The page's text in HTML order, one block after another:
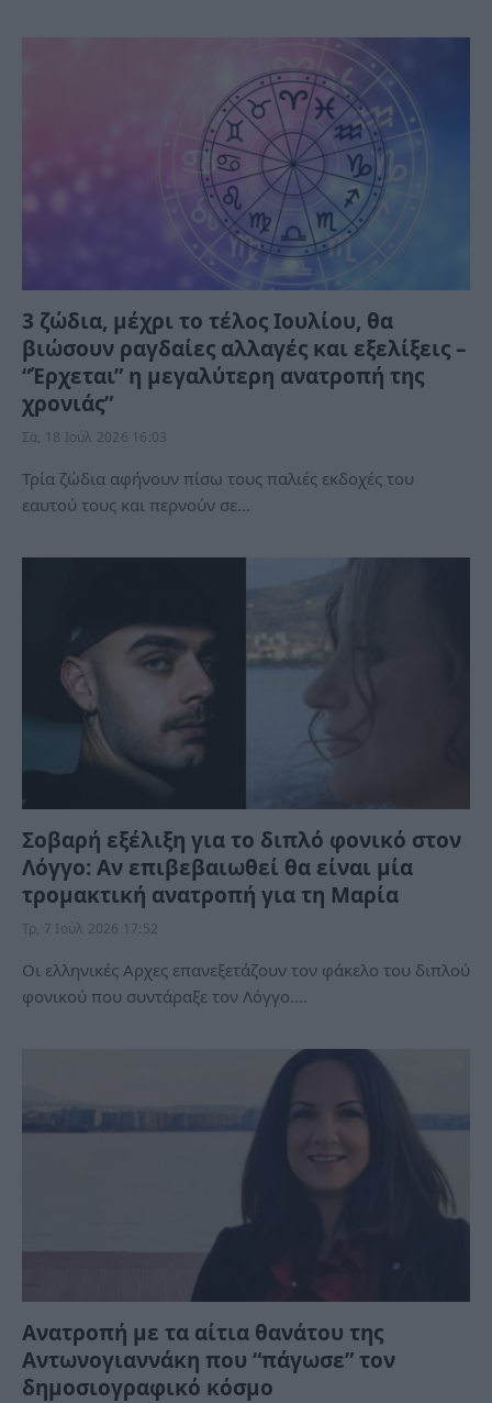
3 ζώδια, μέχρι το τέλος Ιουλίου, θα
βιώσουν ραγδαίες αλλαγές και εξελίξεις –
“Έρχεται” η μεγαλύτερη ανατροπή της
χρονιάς”
Σα, 18 Ιούλ 2026 16:03
Τρία ζώδια αφήνουν πίσω τους παλιές εκδοχές του
εαυτού τους και περνούν σε…
Σοβαρή εξέλιξη για το διπλό φονικό στον
Λόγγο: Αν επιβεβαιωθεί θα είναι μία
τρομακτική ανατροπή για τη Μαρία
Τρ, 7 Ιούλ 2026 17:52
Οι ελληνικές Αρχες επανεξετάζουν τον φάκελο του διπλού
φονικού που συντάραξε τον Λόγγο.…
Ανατροπή με τα αίτια θανάτου της
Αντωνογιαννάκη που “πάγωσε” τον
δημοσιογραφικό κόσμο